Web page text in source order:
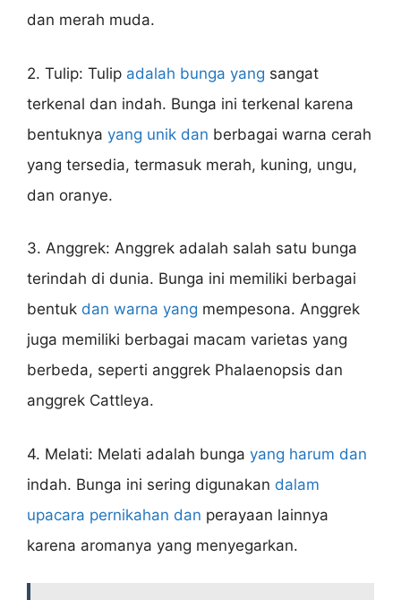
dan merah muda.
2. Tulip: Tulip adalah bunga yang sangat
terkenal dan indah. Bunga ini terkenal karena
bentuknya yang unik dan berbagai warna cerah
yang tersedia, termasuk merah, kuning, ungu,
dan oranye.
3. Anggrek: Anggrek adalah salah satu bunga
terindah di dunia. Bunga ini memiliki berbagai
bentuk dan warna yang mempesona. Anggrek
juga memiliki berbagai macam varietas yang
berbeda, seperti anggrek Phalaenopsis dan
anggrek Cattleya.
4. Melati: Melati adalah bunga yang harum dan
indah. Bunga ini sering digunakan dalam
upacara pernikahan dan perayaan lainnya
karena aromanya yang menyegarkan.